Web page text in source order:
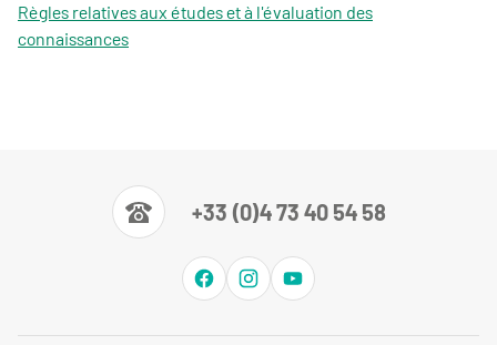
Règles relatives aux études et à l'évaluation des
connaissances
+33 (0)4 73 40 54 58